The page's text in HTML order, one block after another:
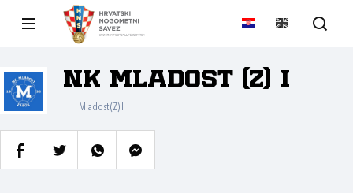
NK Mladost (Z) I
Mladost (Z) I